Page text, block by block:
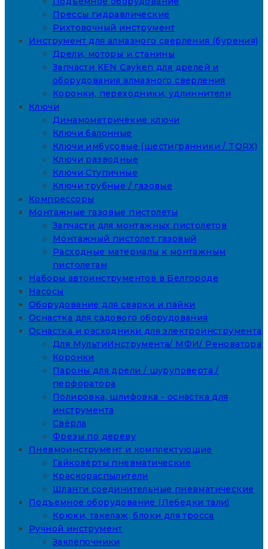
Прессы гидравлические
Рихтовочный инструмент
Инструмент для алмазного сверления (бурения)
Дрели, моторы и станины
Запчасти KEN Cayken для дрелей и
оборудования алмазного сверления
Коронки, переходники, удлиннители
Ключи
Динамометричекие ключи
Ключи балонные
Ключи имбусовые (шестигранники / TORX)
Ключи разводные
Ключи Ступичные
Ключи трубные / газовые
Компрессоры
Монтажные газовые пистолеты
Запчасти для монтажных пистолетов
Монтажный пистолет газовый
Расходные материалы к монтажным
пистолетам
Наборы автоинструментов в Белгороде
Насосы
Оборудование для сварки и пайки
Оснастка для садового оборудования
Оснастка и расходники для электроинструмента
Для МультиИнструмента/ МФИ/ Реноватора
Коронки
Пароны для дрели / шуруповерта /
перфоратора
Полировка, шлифовка - оснастка для
инструмента
Свёрла
Фрезы по дереву
Пневмоинструмент и комплектующие
Гайковёрты пневматические
Краскораспылители
Шланги соединительные пневматические
Подъемное оборудование (Лебедки тали)
Крюки, такелаж, блоки для тросса
Ручной инструмент
Заклепочники